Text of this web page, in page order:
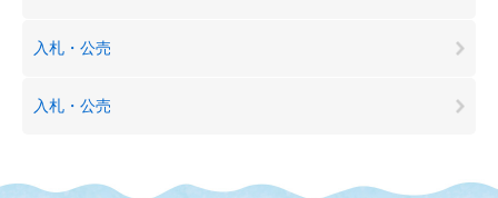
入札・公売
入札・公売